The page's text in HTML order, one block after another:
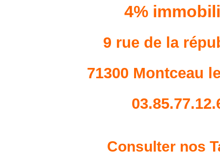
4%
9 rue de la
71300 Montceau
Consulter nos